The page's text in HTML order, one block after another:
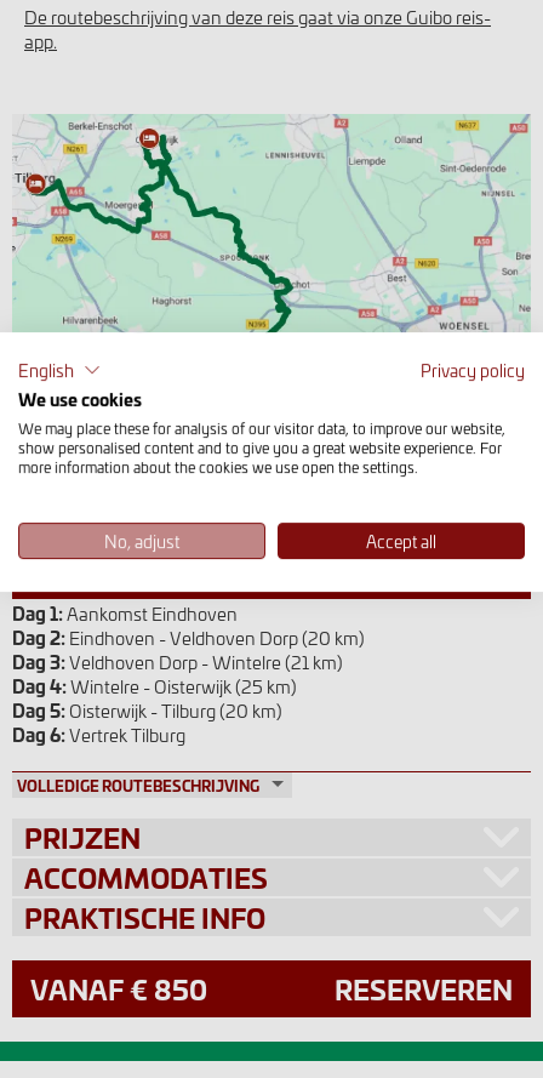
De routebeschrijving van deze reis gaat via onze Guibo reis-
app.
Dag 1:Aankomst Eindhoven
Dag 2:Eindhoven - Veldhoven Dorp (20 km)
Dag 3:Veldhoven Dorp - Wintelre (21 km)
Dag 4:Wintelre - Oisterwijk (25 km)
Dag 5:Oisterwijk - Tilburg (20 km)
Dag 6:Vertrek Tilburg
VOLLEDIGE ROUTEBESCHRIJVING
PRIJZEN
ACCOMMODATIES
PRAKTISCHE INFO
VANAF € 850
RESERVEREN
English
Privacy policy
We use cookies
We may place these for analysis of our visitor data, to improve our website,
show personalised content and to give you a great website experience. For
more information about the cookies we use open the settings.
No, adjust Accept all